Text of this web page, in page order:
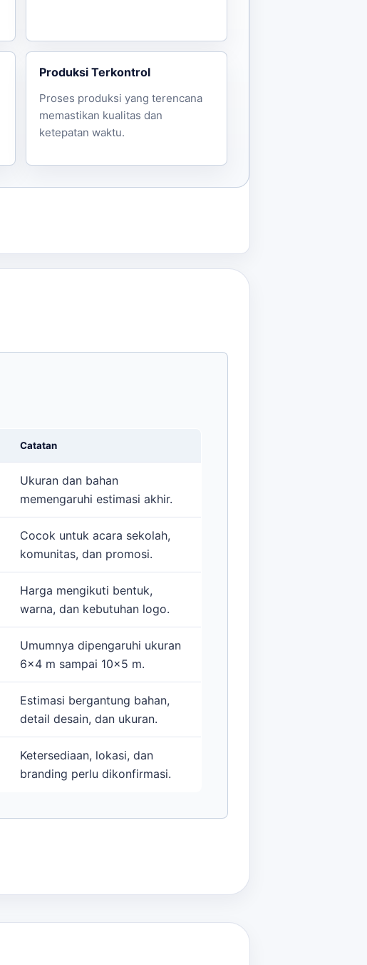
Produksi Terkontrol
Proses produksi yang terencana
memastikan kualitas dan
ketepatan waktu.
Catatan
Ukuran dan bahan
memengaruhi estimasi akhir.
Cocok untuk acara sekolah,
komunitas, dan promosi.
Harga mengikuti bentuk,
warna, dan kebutuhan logo.
Umumnya dipengaruhi ukuran
6x4 m sampai 10x5 m.
Estimasi bergantung bahan,
detail desain, dan ukuran.
Ketersediaan, lokasi, dan
branding perlu dikonfirmasi.